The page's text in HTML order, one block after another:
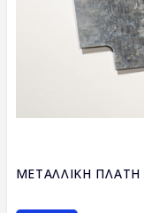
ΜΕΤΑΛΛΙΚΗ